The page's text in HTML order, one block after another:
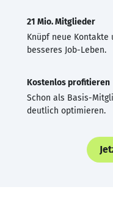
21 Mio. Mitglieder
Knüpf neue
besseres Job-Leben.
Kostenlos profitieren
Schon als Basis-
deutlich optimieren.